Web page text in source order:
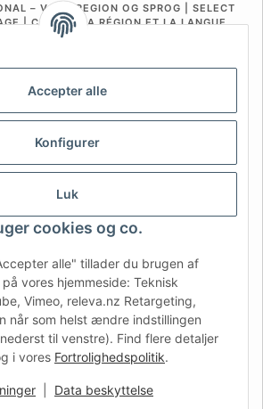
Accepter alle
Konfigurer
Luk
cookies og co.
alle" tillader du brugen af
vores hjemmeside: Teknisk
Vimeo, releva.nz Retargeting,
når som helst ændre indstillingen
til venstre). Find flere detaljer
i vores Fortrolighedspolitik.
Data beskyttelse
– VÆLG REGION OG SPROG | SELECT
| CHOISIR LA RÉGION ET LA LANGUE
BE (NL) BE (FR)
IT ES DK PL
USA
RO HR
| Din specialist i reservedele til trailere
moc.ketafa@ofni| Moms-ID (DE):
DE354251646
Intracommunautære køb (momsfrit
via VIES) er muligt.